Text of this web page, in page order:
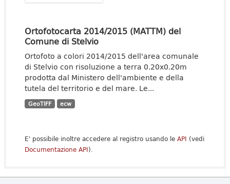
Ortofotocarta 2014/2015 (MATTM) del
Comune di Stelvio
Ortofoto a colori 2014/2015 dell'area comunale
di Stelvio con risoluzione a terra 0.20x0.20m
prodotta dal Ministero dell'ambiente e della
tutela del territorio e del mare. Le...
GeoTIFF ecw
E' possibile inoltre accedere al registro usando le API (vedi
Documentazione API).